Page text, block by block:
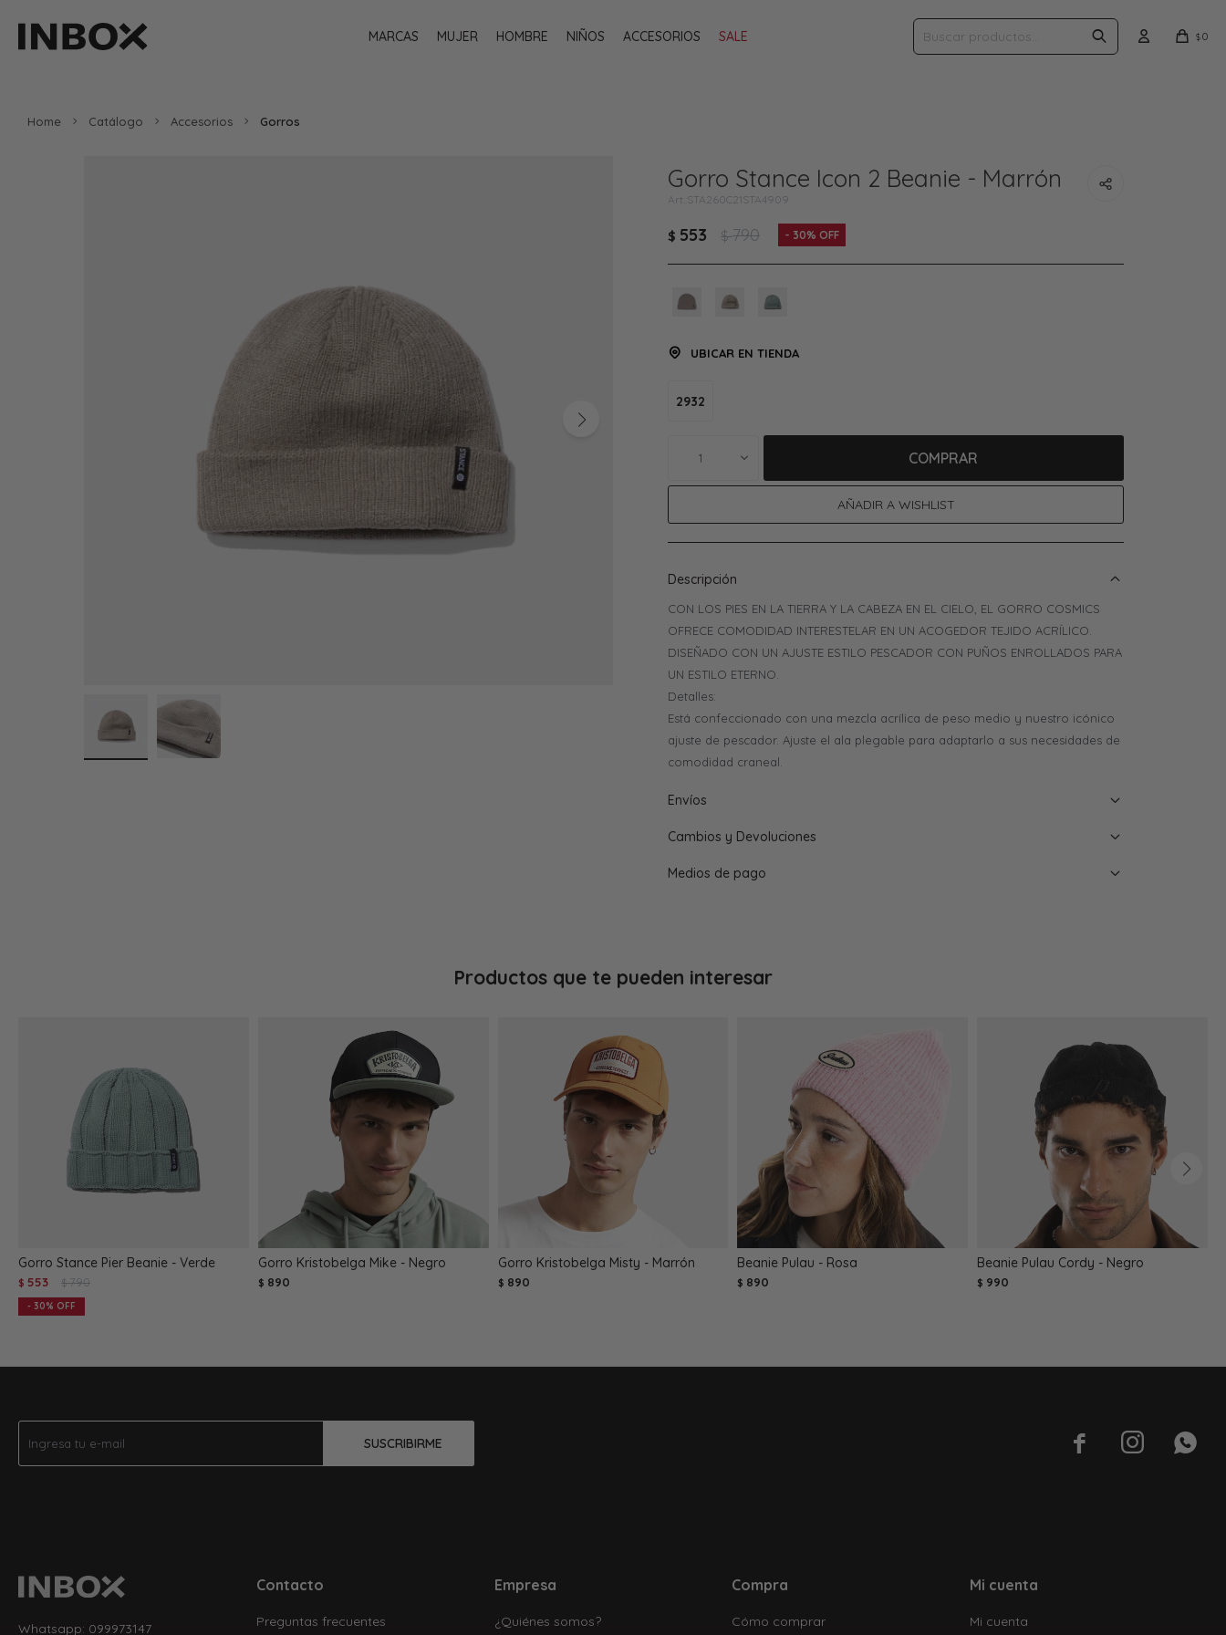
MARCAS MUJER HOMBRE NIÑOS ACCESORIOS SALE $0
Home Catálogo Accesorios Gorros
Gorro Stance Icon 2 Beanie - Marrón
STA260C21STA4909
$ 553 $ 790 30
UBICAR EN TIENDA
2932
1 COMPRAR
Descripción
CON LOS PIES EN LA TIERRA Y LA CABEZA EN EL CIELO, EL GORRO COSMICS
OFRECE COMODIDAD INTERESTELAR EN UN ACOGEDOR TEJIDO ACRÍLICO.
DISEÑADO CON UN AJUSTE ESTILO PESCADOR CON PUÑOS ENROLLADOS PARA
UN ESTILO ETERNO.
Detalles:
Está confeccionado con una mezcla acrílica de peso medio y nuestro icónico
ajuste de pescador. Ajuste el ala plegable para adaptarlo a sus necesidades de
comodidad craneal.
Envíos
Cambios y Devoluciones
Medios de pago
Productos que te pueden interesar
Gorro Stance Pier Beanie - Verde
$ 553 $ 790
30
Gorro Kristobelga Mike - Negro
$ 890
Gorro Kristobelga Misty - Marrón
$ 890
Beanie Pulau - Rosa
$ 890
Beanie Pulau Cordy - Negro
$ 990
SUSCRIBIRME   
Whatsapp: 099973147
Contacto
Preguntas frecuentes
Empresa
¿Quiénes somos?
Compra
Cómo comprar
Mi cuenta
Mi cuenta